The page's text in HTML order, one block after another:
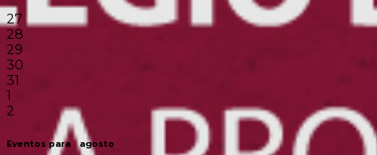
27
28
29
30
31
1
2
Eventos para 1agosto